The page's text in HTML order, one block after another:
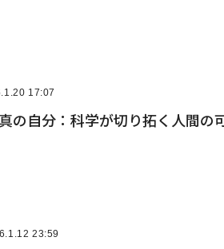
17:07
の自分：科学が切り拓く人間の
23:59